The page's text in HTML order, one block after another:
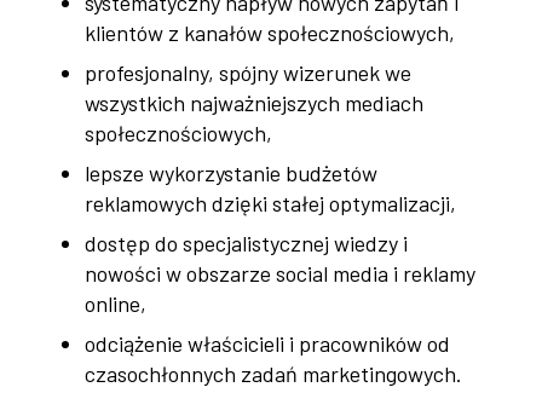
klientów z kanałów społecznościowych,
profesjonalny, spójny wizerunek we
wszystkich najważniejszych mediach
społecznościowych,
lepsze wykorzystanie budżetów
reklamowych dzięki stałej optymalizacji,
dostęp do specjalistycznej wiedzy i
nowości w obszarze social media i reklamy
online,
odciążenie właścicieli i pracowników od
czasochłonnych zadań marketingowych.